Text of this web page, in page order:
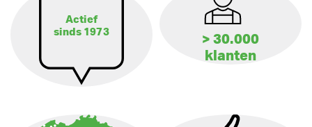
Actief
sinds 1973
> 30.000
klanten